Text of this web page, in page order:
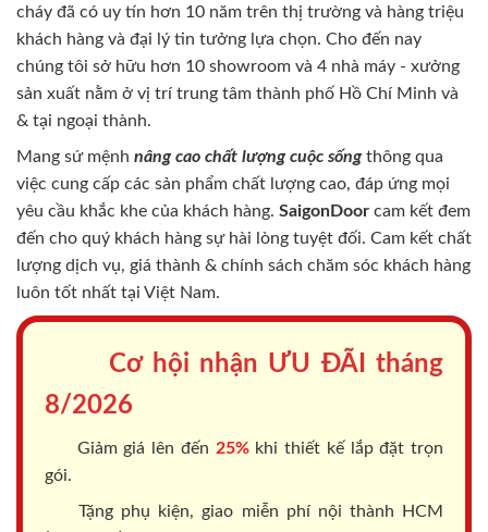
cháy đã có uy tín hơn 10 năm trên thị trường và hàng triệu
khách hàng và đại lý tin tưởng lựa chọn. Cho đến nay
chúng tôi sở hữu hơn 10 showroom và 4 nhà máy - xưởng
sản xuất nằm ở vị trí trung tâm thành phố Hồ Chí Minh và
& tại ngoại thành.
Mang sứ mệnh nâng cao chất lượng cuộc sốngthông qua
việc cung cấp các sản phẩm chất lượng cao, đáp ứng mọi
yêu cầu khắc khe của khách hàng. SaigonDoor cam kết đem
đến cho quý khách hàng sự hài lòng tuyệt đối. Cam kết chất
lượng dịch vụ, giá thành & chính sách chăm sóc khách hàng
luôn tốt nhất tại Việt Nam.
Cơ hội nhận ƯU ĐÃI tháng
8/2026
Giảm giá lên đến 25%khi thiết kế lắp đặt trọn
gói.
Tặng phụ kiện, giao miễn phí nội thành HCM